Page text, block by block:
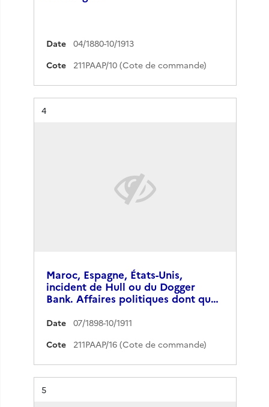
Date
04/1880-10/1913
Cote
211PAAP/10 (Cote de commande)
Résultat n°
4
Maroc, Espagne, États-Unis,
incident de Hull ou du Dogger
Bank. Affaires politiques dont qu…
Date
07/1898-10/1911
Cote
211PAAP/16 (Cote de commande)
Résultat n°
5